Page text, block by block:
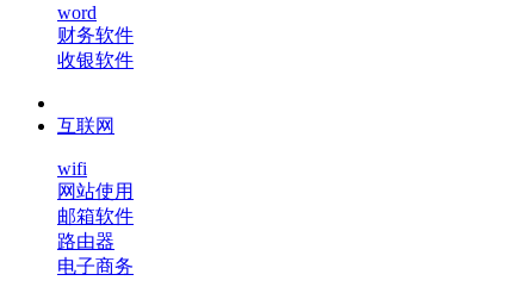
word
财务软件
收银软件
互联网
wifi
网站使用
邮箱软件
路由器
电子商务